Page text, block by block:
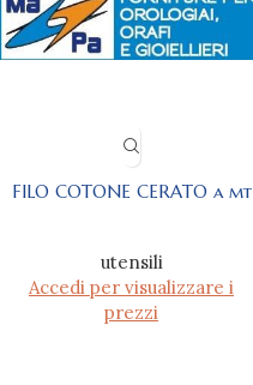
FILO COTONE CERATO a mt
utensili
Accedi per visualizzare i
prezzi